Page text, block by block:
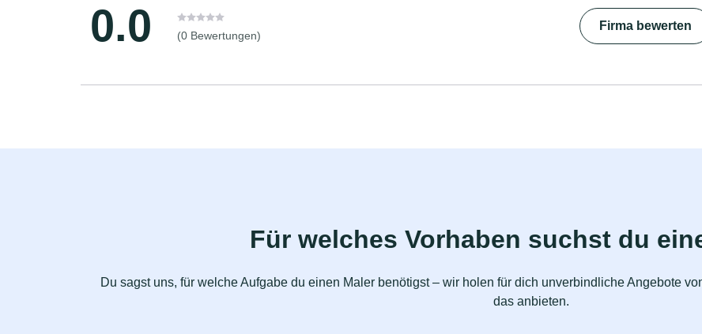
0.0 (0 Bewertungen)
Firma bewerten
Für welches Vorhaben suchst du
Du sagst uns, für welche Aufgabe du einen Maler benötigst – wir holen für dich unverbindliche Angebote
das anbieten.